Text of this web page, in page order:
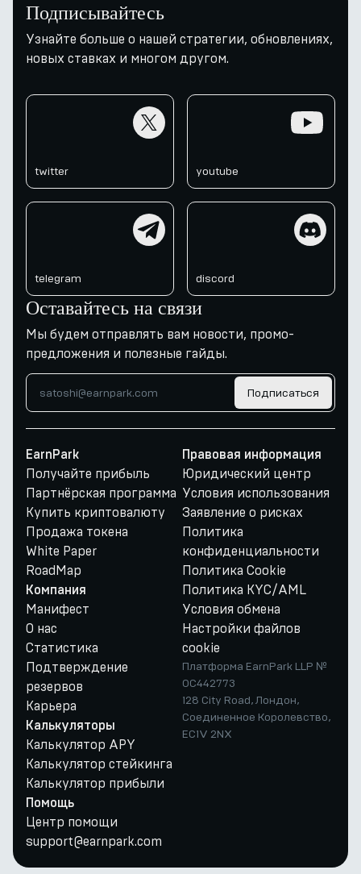
Подписывайтесь
Узнайте больше о нашей стратегии, обновлениях,
новых ставках и многом другом.
twitter youtube
telegram discord
Оставайтесь на связи
Мы будем отправлять вам новости, промо-
предложения и полезные гайды.
Подписаться
EarnPark
Получайте прибыль
Партнёрская программа
Купить криптовалюту
Продажа токена
White Paper
RoadMap
Компания
Манифест
О нас
Статистика
Подтверждение
резервов
Карьера
Калькуляторы
Калькулятор APY
Калькулятор стейкинга
Калькулятор прибыли
Помощь
Центр помощи
support@earnpark.com
Правовая информация
Юридический центр
Условия использования
Заявление о рисках
Политика
конфиденциальности
Политика Cookie
Политика KYC/AML
Условия обмена
Настройки файлов
cookie
Платформа EarnPark LLP №
OC442773
128 City Road, Лондон,
Соединенное Королевство,
EC1V 2NX